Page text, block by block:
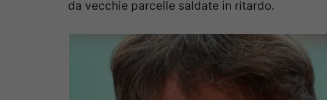
da vecchie parcelle saldate in ritardo.